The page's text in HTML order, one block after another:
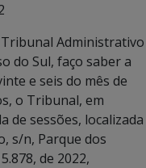
Administrativo
do Sul, faço saber a
e seis do mês de
o Tribunal, em
de sessões, localizada
s/n, Parque dos
de 2022,